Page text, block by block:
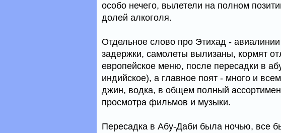
особо нечего, вылетели на полном
долей алкоголя.
Отдельное слово про Этихад -
задержки, самолеты вылизаны, кормят
европейское меню, после пересадки в
индийское), а главное поят - много и
джин, водка, в общем полный
просмотра фильмов и музыки.
Пересадка в Абу-Даби была ночью, все